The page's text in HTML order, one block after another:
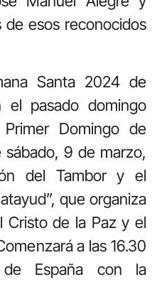
esos reconocidos
Santa 2024 de
el pasado domingo
Domingo de
9 de marzo,
del Tambor y el
que organiza
Cristo de la Paz y el
a las 16.30
España con la